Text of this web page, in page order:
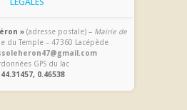
» (adresse postale) – Mairie de
du Temple – 47360 Lacépède
GPS du lac
44.31457, 0.46538